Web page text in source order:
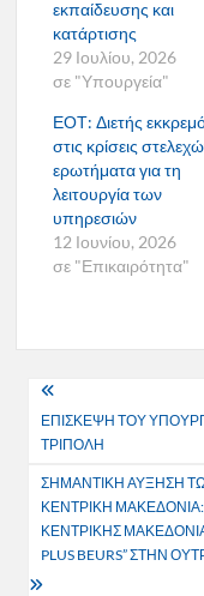
εκπαίδευσης και
κατάρτισης
29 Ιουλίου, 2026
σε "Υπουργεία"
ΕΟΤ: Διετής
στις κρίσεις
ερωτήματα για τη
λειτουργία των
υπηρεσιών
12 Ιουνίου, 2026
σε "Επικαιρότητα"
Πλοήγηση
άρθρων
ΕΠΙΣΚΕΨΗ ΤΟΥ
ΤΡΙΠΟΛΗ
ΣΗΜΑΝΤΙΚΗ ΑΥΞΗΣΗ
ΚΕΝΤΡΙΚΗ
ΚΕΝΤΡΙΚΗΣ
PLUS BEURS” ΣΤΗΝ